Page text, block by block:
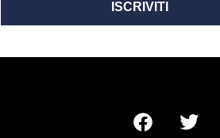
ISCRIVITI